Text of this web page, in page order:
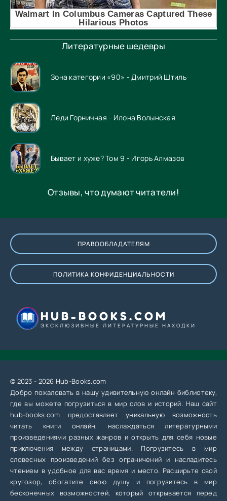
Литературные шедевры
Зона категории «90» - Дмитрий Штиль
Леди Горничная - Илона Волынская
Бывает и хуже? Том 9 - Игорь Алмазов
Отзывы, что думают читатели!
ПРАВООБЛАДАТЕЛЯМ
ПОЛИТИКА КОНФИДЕНЦИАЛЬНОСТИ
HUB-BOOKS.COM
ЭКСКЛЮЗИВНЫЕ ЛИТЕРАТУРНЫЕ НАХОДКИ
© 2023 - 2026 Hub-Books.com
Добро пожаловать в нашу удивительную онлайн библиотеку,
где вы можете погрузиться в мир слов и историй. Наш сайт
hub-books.com предоставляет уникальную возможность
читать книги онлайн, наслаждаться литературными
произведениями разных жанров и открыть для себя новые
приключения между страницами. Погрузитесь в мир
словесных произведений без ограничений и насладитесь
чтением в удобное для вас время и место. Расширьте свой
кругозор, обогатите свою душу и погрузитесь в мир
бесконечных возможностей, который открывается перед